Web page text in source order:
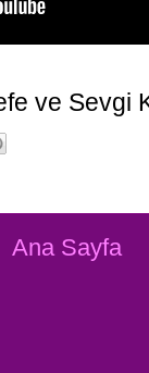
ve Sevgi
Ana Sayfa